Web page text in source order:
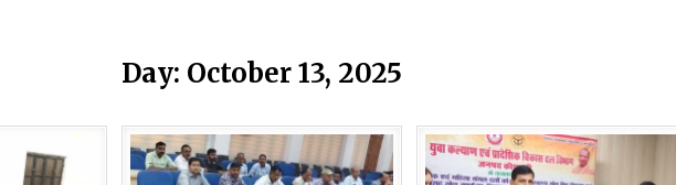
Day: October 13, 2025